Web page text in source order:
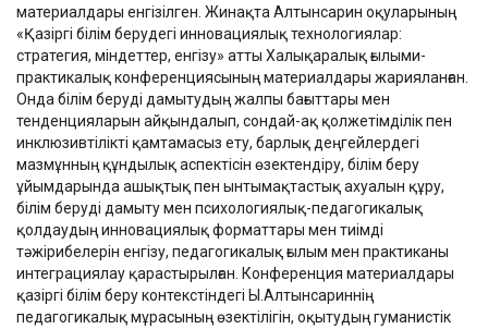
материалдары енгізілген. Жинақта Алтынсарин оқуларының
«Қазіргі білім берудегі инновациялық технологиялар:
стратегия, міндеттер, енгізу» атты Халықаралық ғылыми-
практикалық конференциясының материалдары жарияланған.
Онда білім беруді дамытудың жалпы бағыттары мен
тенденцияларын айқындалып, сондай-ақ қолжетімділік пен
инклюзивтілікті қамтамасыз ету, барлық деңгейлердегі
мазмұнның құндылық аспектісін өзектендіру, білім беру
ұйымдарында ашықтық пен ынтымақтастық ахуалын құру,
білім беруді дамыту мен психологиялық-педагогикалық
қолдаудың инновациялық форматтары мен тиімді
тәжірибелерін енгізу, педагогикалық ғылым мен практиканы
интеграциялау қарастырылған. Конференция материалдары
қазіргі білім беру контекстіндегі Ы.Алтынсариннің
педагогикалық мұрасының өзектілігін, оқытудың гуманистік